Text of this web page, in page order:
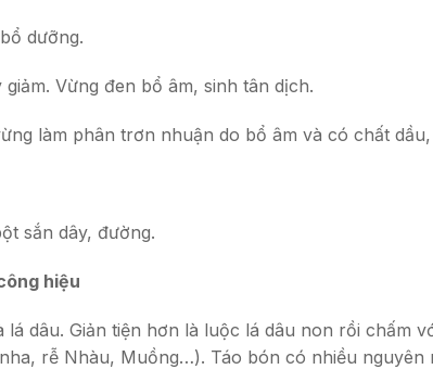
dưỡng.
Vừng đen bổ âm, sinh tân dịch.
làm phân trơn nhuận do bổ âm và có chất
sắn dây, đường.
hiệu
lá dâu. Giản tiện hơn là luộc lá dâu non rồi
rễ Nhàu, Muồng…). Táo bón có nhiều nguyên